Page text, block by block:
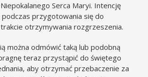
Serca Maryi. Intencję
przygotowania się do
otrzymywania rozgrzeszenia.
można odmówić taką lub podobną
teraz przystąpić do świętego
aby otrzymać przebaczenie za